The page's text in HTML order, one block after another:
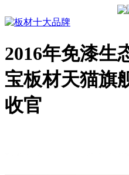
2016年免漆生
宝板材天猫旗
收官